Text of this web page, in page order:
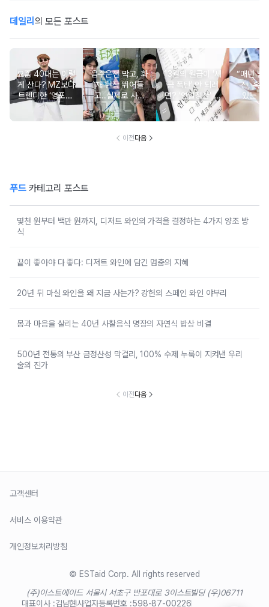
데일리 의 모든 포스트
요즘 40대는 이렇
게 산다? MZ보다
트렌디한 ‘영포티’
분석
음주운전 막고, 화
재 현장 뛰어들
고..실제로 사람
구한 연예인 10
13월의 월급이 '세
금 폭탄' 안 되려
면? '연말정산' 핵
심 꿀팁 A to Z
“매년 받
진, 혹시
있는 건
요?”
이전다음
푸드카테고리 포스트
몇천 원부터 백만 원까지, 디저트 와인의 가격을 결정하는 4가지 양조 방
식
끝이 좋아야 다 좋다: 디저트 와인에 담긴 멈춤의 지혜
20년 뒤 마실 와인을 왜 지금 사는가? 강헌의 스페인 와인 야부리
몸과 마음을 살리는 40년 사찰음식 명장의 자연식 밥상 비결
500년 전통의 부산 금정산성 막걸리, 100% 수제 누룩이 지켜낸 우리
술의 진가
이전다음
고객센터
서비스 이용약관
개인정보처리방침
© ESTaid Corp. All rights reserved
(주)이스트에이드 서울시 서초구 반포대로 3이스트빌딩 (우)06711
대표이사 :김남현사업자등록번호 :598-87-00226